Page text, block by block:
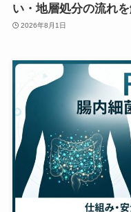
い・地層処分の流れ
2026年8月1日